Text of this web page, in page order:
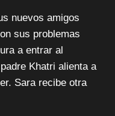
nuevos amigos
sus problemas
a entrar al
Khatri alienta a
Sara recibe otra